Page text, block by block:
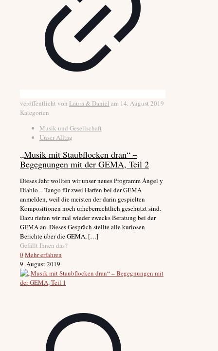
veröffentlicht von Laura & Daniel am 14. August 2019
Kategorien
Musik und Gesellschaft
Unser Alltag
„Musik mit Staubflocken dran“ –
Begegnungen mit der GEMA, Teil 2
Dieses Jahr wollten wir unser neues Programm Ángel y
Diablo – Tango für zwei Harfen bei der GEMA
anmelden, weil die meisten der darin gespielten
Kompositionen noch urheberrechtlich geschützt sind.
Dazu riefen wir mal wieder zwecks Beratung bei der
GEMA an. Dieses Gespräch stellte alle kuriosen
Berichte über die GEMA, […]
Gefällt Ihnen das?
0Mehr erfahren
9. August 2019